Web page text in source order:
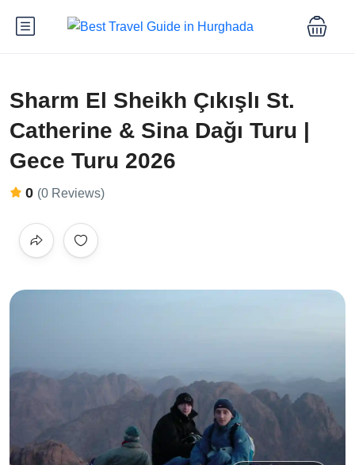
Sharm El Sheikh Çıkışlı St.
Catherine & Sina Dağı Turu |
Gece Turu 2026
0 (0 Reviews)